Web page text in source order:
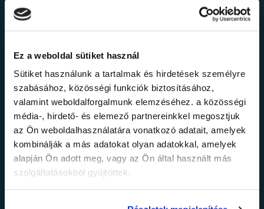
Ez a weboldal sütiket használ
Sütiket használunk a tartalmak és hirdetések személyre
szabásához, közösségi funkciók biztosításához,
valamint weboldalforgalmunk elemzéséhez. a közösségi
média-, hirdető- és elemező partnereinkkel megosztjuk
az Ön weboldalhasználatára vonatkozó adatait, amelyek
kombinálják a más adatokat olyan adatokkal, amelyek
alapján Ön adott meg, vagy az Ön által használt más
szolgáltatásokból gyűjtöttek.
Ne maradj le a
legfrissebb
információkról!
Értesülj elsőként legújabb tanfolyamainkról,
legfrissebb híreinkről és időszakos
promócióinkról.